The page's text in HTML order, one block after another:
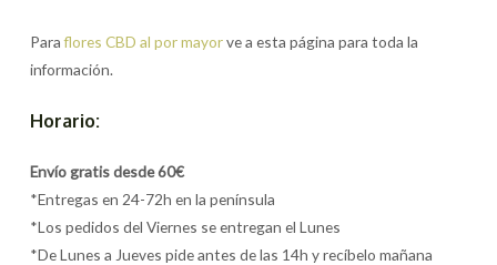
Paraflores CBD al por mayorve a esta página para toda la
información.
Horario:
Envío gratis desde 60€
*Entregas en 24-72h en la península
*Los pedidos del Viernes se entregan el Lunes
*De Lunes a Jueves pide antes de las 14h y recíbelo mañana